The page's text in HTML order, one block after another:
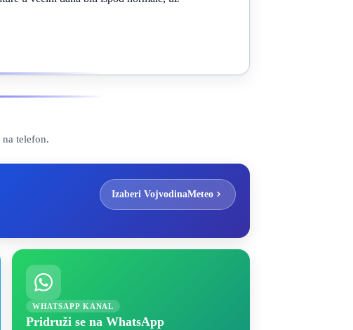
telefon.
Izaberi VojvodinaMeteo
WHATSAPP KANAL
Pridruži se na WhatsApp